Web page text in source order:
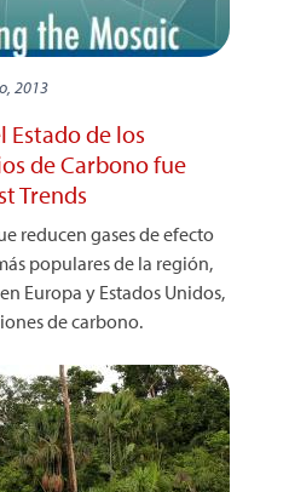
2013
Estado de los
de Carbono fue
Trends
reducen gases de efecto
populares de la región,
Europa y Estados Unidos,
de carbono.